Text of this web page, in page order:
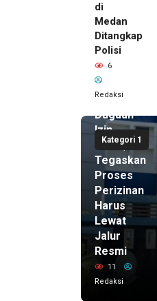
di
Medan
Ditangkap
Polisi
6
Redaksi
Kategori 1
22 jam lalu
Kepala
DPMPTSP
Deli
Serdang
Bantah
Terlibat
Dugaan
Izin
Palsu,
Tegaskan
Proses
Perizinan
Harus
Lewat
Jalur
Resmi
11
Redaksi